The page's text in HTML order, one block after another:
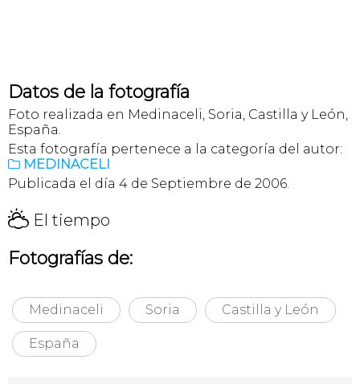
Datos de la fotografía
Foto realizada en Medinaceli, Soria, Castilla y León,
España.
Esta fotografía pertenece a la categoría del autor:
 MEDINACELI
Publicada el día 4 de Septiembre de 2006.
H El tiempo
Fotografías de:
Medinaceli Soria Castilla y León
España